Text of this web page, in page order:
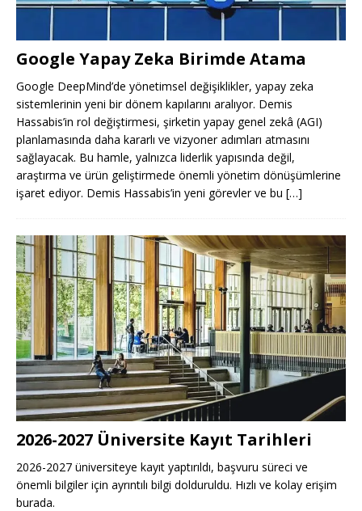
Google Yapay Zeka Birimde Atama
Google DeepMind’de yönetimsel değişiklikler, yapay zeka
sistemlerinin yeni bir dönem kapılarını aralıyor. Demis
Hassabis’in rol değiştirmesi, şirketin yapay genel zekâ (AGI)
planlamasında daha kararlı ve vizyoner adımları atmasını
sağlayacak. Bu hamle, yalnızca liderlik yapısında değil,
araştırma ve ürün geliştirmede önemli yönetim dönüşümlerine
işaret ediyor. Demis Hassabis’in yeni görevler ve bu […]
2026-2027 Üniversite Kayıt Tarihleri ​​
2026-2027 üniversiteye kayıt yaptırıldı, başvuru süreci ve
önemli bilgiler için ayrıntılı bilgi dolduruldu. Hızlı ve kolay erişim
burada.